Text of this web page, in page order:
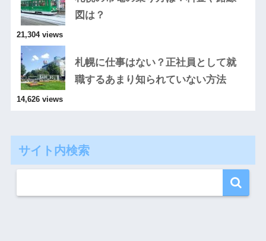
図は？
21,304 views
札幌に仕事はない？正社員として就
職するあまり知られていない方法
14,626 views
サイト内検索